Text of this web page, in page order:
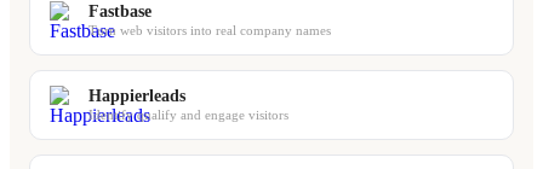
Fastbase
Turn web visitors into real company names
Happierleads
Identify qualify and engage visitors